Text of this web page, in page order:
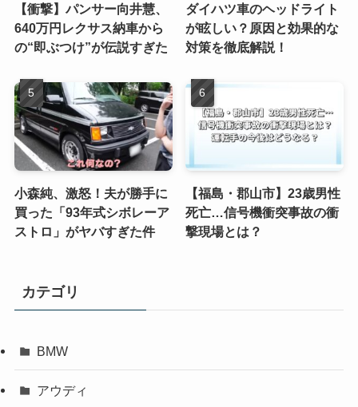
【衝撃】パンサー向井慧、
640万円レクサス納車から
の“即ぶつけ”が伝説すぎた
ダイハツ車のヘッドライト
が眩しい？原因と効果的な
対策を徹底解説！
小森純、激怒！夫が勝手に
買った「93年式シボレーア
ストロ」がヤバすぎた件
【福島・郡山市】23歳男性
死亡…信号機衝突事故の衝
撃現場とは？
カテゴリ
BMW
アウディ